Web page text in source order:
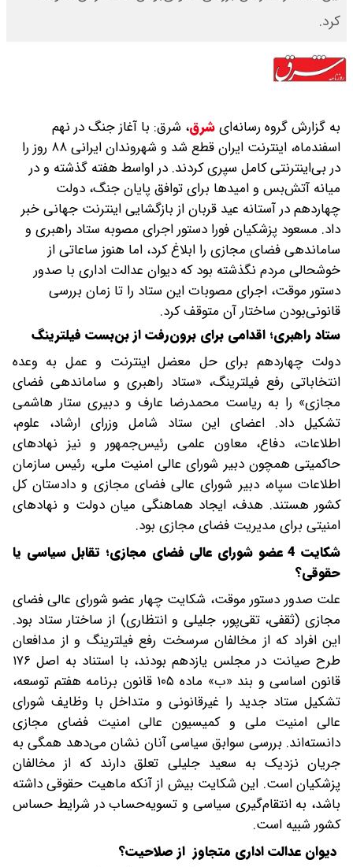
کرد.
به گزارش گروه رسانه‌ایشرق، شرق: با آغاز جنگ در نهم
اسفندماه، اینترنت ایران قطع شد و شهروندان ایرانی ۸۸ روز را
در بی‌اینترنتی کامل سپری کردند. در اواسط هفته گذشته و در
میانه آتش‌بس و امیدها برای توافق پایان جنگ، دولت
چهاردهم در آستانه عید قربان از بازگشایی اینترنت جهانی خبر
داد. مسعود پزشکیان فورا دستور اجرای مصوبه ستاد راهبری و
ساماندهی فضای مجازی را ابلاغ کرد، اما هنوز ساعاتی از
خوشحالی مردم نگذشته بود که دیوان عدالت اداری با صدور
دستور موقت، اجرای مصوبات این ستاد را تا زمان بررسی
قانونی‌بودن ساختار آن متوقف کرد.
ستاد راهبری؛ اقدامی برای برون‌رفت از بن‌بست فیلترینگ
دولت چهاردهم برای حل معضل اینترنت و عمل به وعده
انتخاباتی رفع فیلترینگ، «ستاد راهبری و ساماندهی فضای
مجازی» را به ریاست محمدرضا عارف و دبیری ستار هاشمی
تشکیل داد. اعضای این ستاد شامل وزرای ارشاد، علوم،
اطلاعات، دفاع، معاون علمی رئیس‌جمهور و نیز نهادهای
حاکمیتی همچون دبیر شورای عالی امنیت ملی، رئیس سازمان
اطلاعات سپاه، دبیر شورای عالی فضای مجازی و دادستان کل
کشور هستند. هدف، ایجاد هماهنگی میان دولت و نهادهای
امنیتی برای مدیریت فضای مجازی بود.
شکایت 4 عضو شورای عالی فضای مجازی؛ تقابل سیاسی یا
حقوقی؟
علت صدور دستور موقت، شکایت چهار عضو شورای عالی فضای
مجازی (ثقفی، تقی‌پور، جلیلی و انتظاری) از ساختار ستاد بود.
این افراد که از مخالفان سرسخت رفع فیلترینگ و از مدافعان
طرح صیانت در مجلس یازدهم بودند، با استناد به اصل ۱۷۶
قانون اساسی و بند «ب» ماده ۱۰۵ قانون برنامه هفتم توسعه،
تشکیل ستاد جدید را غیرقانونی و متداخل با وظایف شورای
عالی امنیت ملی و کمیسیون عالی امنیت فضای مجازی
دانسته‌اند. بررسی سوابق سیاسی آنان نشان می‌دهد همگی به
جریان نزدیک به سعید جلیلی تعلق دارند که از مخالفان
پزشکیان است. این شکایت بیش از آنکه ماهیت حقوقی داشته
باشد، به انتقام‌گیری سیاسی و تسویه‌حساب در شرایط حساس
کشور شبیه است.
دیوان عدالت اداری متجاوز از صلاحیت؟